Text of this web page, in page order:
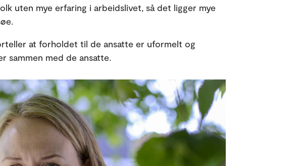
uten mye erfaring i arbeidslivet, så det ligger mye
at forholdet til de ansatte er uformelt og
sammen med de ansatte.